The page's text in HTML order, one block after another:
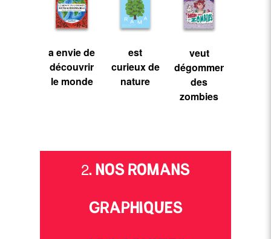
a envie de
découvrir
le monde
est
curieux de
nature
veut
dégommer
des
zombies
2. NOS ROMANS
GRAPHIQUES